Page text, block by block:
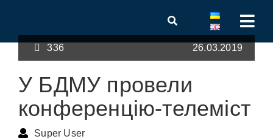
336 26.03.2019
У БДМУ провели
конференцію-телеміст
Super User